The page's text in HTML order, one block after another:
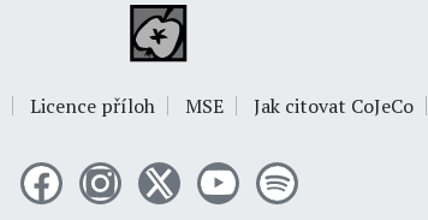
Licence příloh MSE Jak citovat CoJeCo